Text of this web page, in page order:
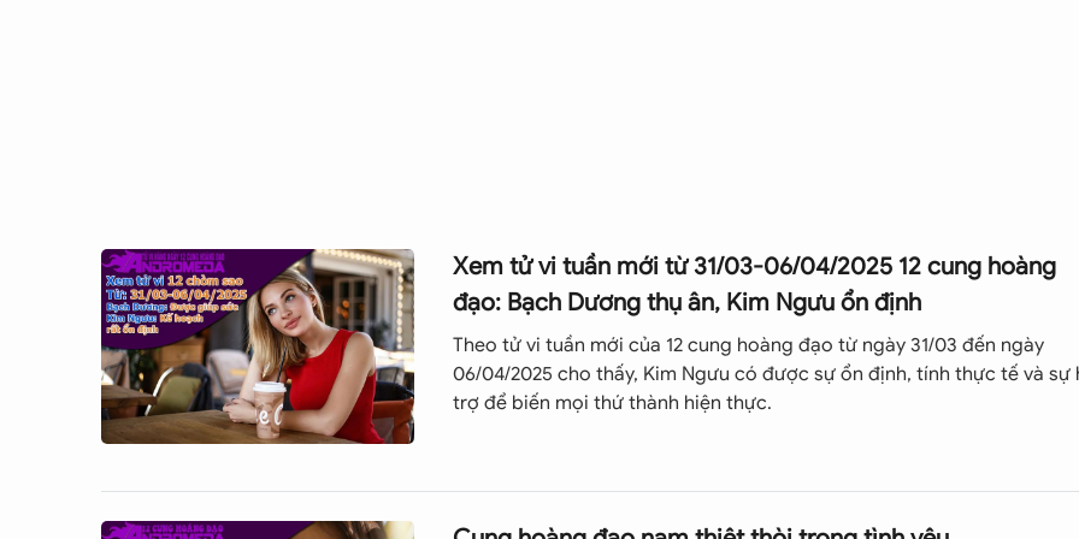
Trực giác và khá hoài bão, Song Ngư phù hợp nhất với các nghề như luật sư, kiến trúc sư, bác sĩ, nhạc sĩ và nhà
thiết kế game. Song Ngư luôn muốn tạo ra sự khác biệt trong cách ứng xử của họ với người thân. Không phải
khoe trương mà xuất phát tự đáy lòng. Họ rất nhân hậu và luôn cố gắng làm tròn trách nhiệm, đặc biệt là với
mẹ. Nhạy cảm, chăm chỉ, tận tâm và đáng tin cậy, Song Ngư sẽ đi đến tận cùng của vấn đề cần giải quyết. Vì
đây là mẫu người có khả năng giải quyết vấn đề rất tốt.
Là chòm sao Song Ngư nhạy cảm và có kiến thức về những cảm nhận bên trong của con người, bạn có thể tiếp
nhiều cánh cửa cơ hội cho bạn nếu bạn có thể phát triển, điều khiển trực giác của mình.
Xem tử vi tuần mới từ 31/03-06/04/2025 12 cung hoàng
đạo: Bạch Dương thụ ân, Kim Ngưu ổn định
Theo tử vi tuần mới của 12 cung hoàng đạo từ ngày 31/03 đến ngày
06/04/2025 cho thấy, Kim Ngưu có được sự ổn định, tính thực tế và sự
trợ để biến mọi thứ thành hiện thực.